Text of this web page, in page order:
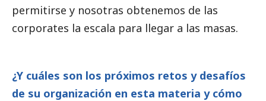
permitirse y nosotras obtenemos de las
corporates la escala para llegar a las masas.
¿Y cuáles son los próximos retos y desafíos
de su organización en esta materia y cómo